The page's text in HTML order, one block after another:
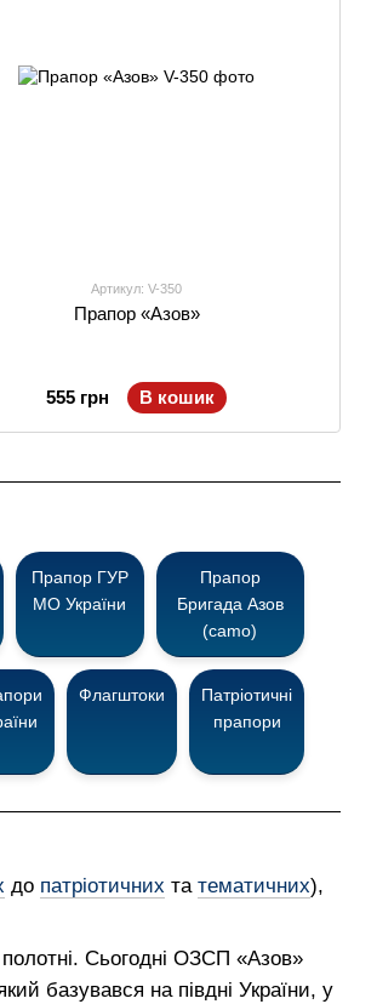
Прапор ГУР
МО України
Прапор
Бригада Азов
(camo)
Флагштоки
Патріотичні
прапори
до патріотичних та тематичних),
Сьогодні ОЗСП «Азов»
базувався на півдні України, у
Артикул: V-350
Прапор «Азов»
555 грн В кошик